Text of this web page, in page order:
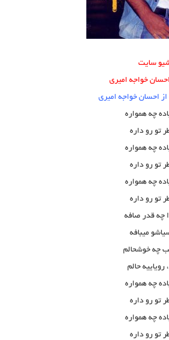
سایت
خواجه امیری
احسان خواجه امیری
چه همواره
تو رو داره
چه همواره
تو رو داره
چه همواره
تو رو داره
چه قدر صافه
میبافه
چه خوشحالم
حالم
چه همواره
تو رو داره
چه همواره
تو رو داره